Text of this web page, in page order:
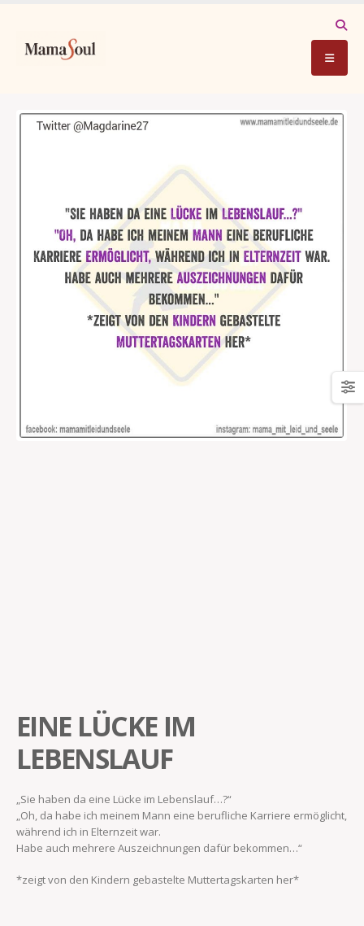
EINE LÜCKE IM
LEBENSLAUF
„Sie haben da eine Lücke im Lebenslauf…?“
„Oh, da habe ich meinem Mann eine berufliche Karriere ermöglicht,
während ich in Elternzeit war.
Habe auch mehrere Auszeichnungen dafür bekommen…“
*zeigt von den Kindern gebastelte Muttertagskarten her*